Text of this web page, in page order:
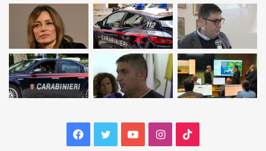
Facebook
TwitterYouTubeInstagram